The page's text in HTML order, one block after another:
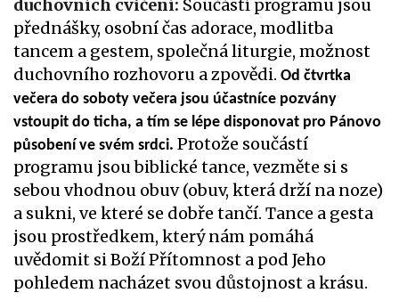
duchovních cvičení: Součástí programu jsou
přednášky, osobní čas adorace, modlitba
tancem a gestem, společná liturgie, možnost
duchovního rozhovoru a zpovědi. Od čtvrtka
večera do soboty večera jsou účastníce pozvány
vstoupit do ticha, a tím se lépe disponovat pro Pánovo
působení ve svém srdci. Protože součástí
programu jsou biblické tance, vezměte si s
sebou vhodnou obuv (obuv, která drží na noze)
a sukni, ve které se dobře tančí. Tance a gesta
jsou prostředkem, který nám pomáhá
uvědomit si Boží Přítomnost a pod Jeho
pohledem nacházet svou důstojnost a krásu.